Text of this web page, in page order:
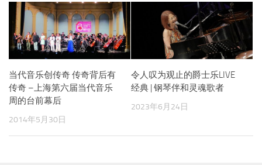
当代音乐创传奇 传奇背后有
传奇 –上海第六届当代音乐
周的台前幕后
2014年5月30日
令人叹为观止的爵士乐LIVE
经典 | 钢琴伴和灵魂歌者
2023年6月24日